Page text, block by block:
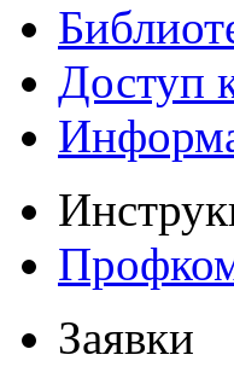
Доступ
Заявки